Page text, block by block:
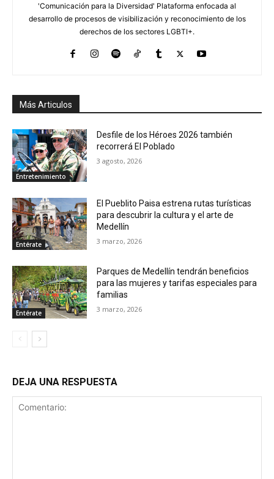
'Comunicación para la Diversidad' Plataforma enfocada al
desarrollo de procesos de visibilización y reconocimiento de los
derechos de los sectores LGBTI+.
Más Articulos
Entretenimiento
Desfile de los Héroes 2026 también
recorrerá El Poblado
3 agosto, 2026
Entérate
El Pueblito Paisa estrena rutas turísticas
para descubrir la cultura y el arte de
Medellín
3 marzo, 2026
Entérate
Parques de Medellín tendrán beneficios
para las mujeres y tarifas especiales para
familias
3 marzo, 2026
DEJA UNA RESPUESTA